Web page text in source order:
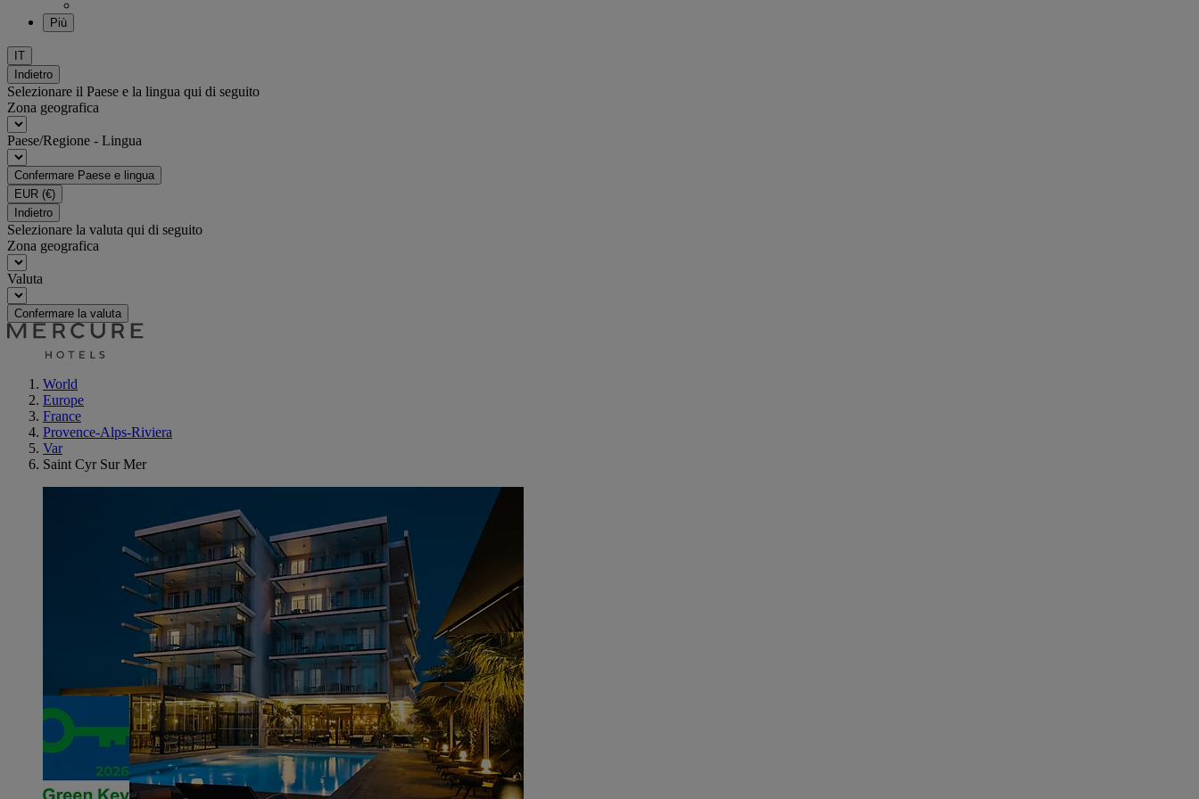
Più
IT
Indietro
Selezionare il Paese e la lingua qui di seguito
Zona geografica
Paese/Regione - Lingua
Confermare Paese e lingua
EUR (€)
Indietro
Selezionare la valuta qui di seguito
Zona geografica
Valuta
Confermare la valuta
World
Europe
France
Provence-Alps-Riviera
Var
Saint Cyr Sur Mer